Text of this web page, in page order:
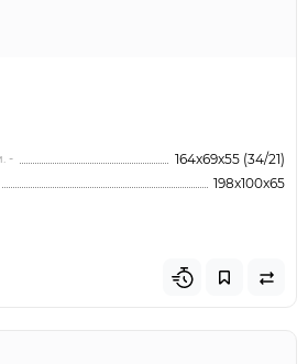
- 164x69x55 (34/21)
198x100x65